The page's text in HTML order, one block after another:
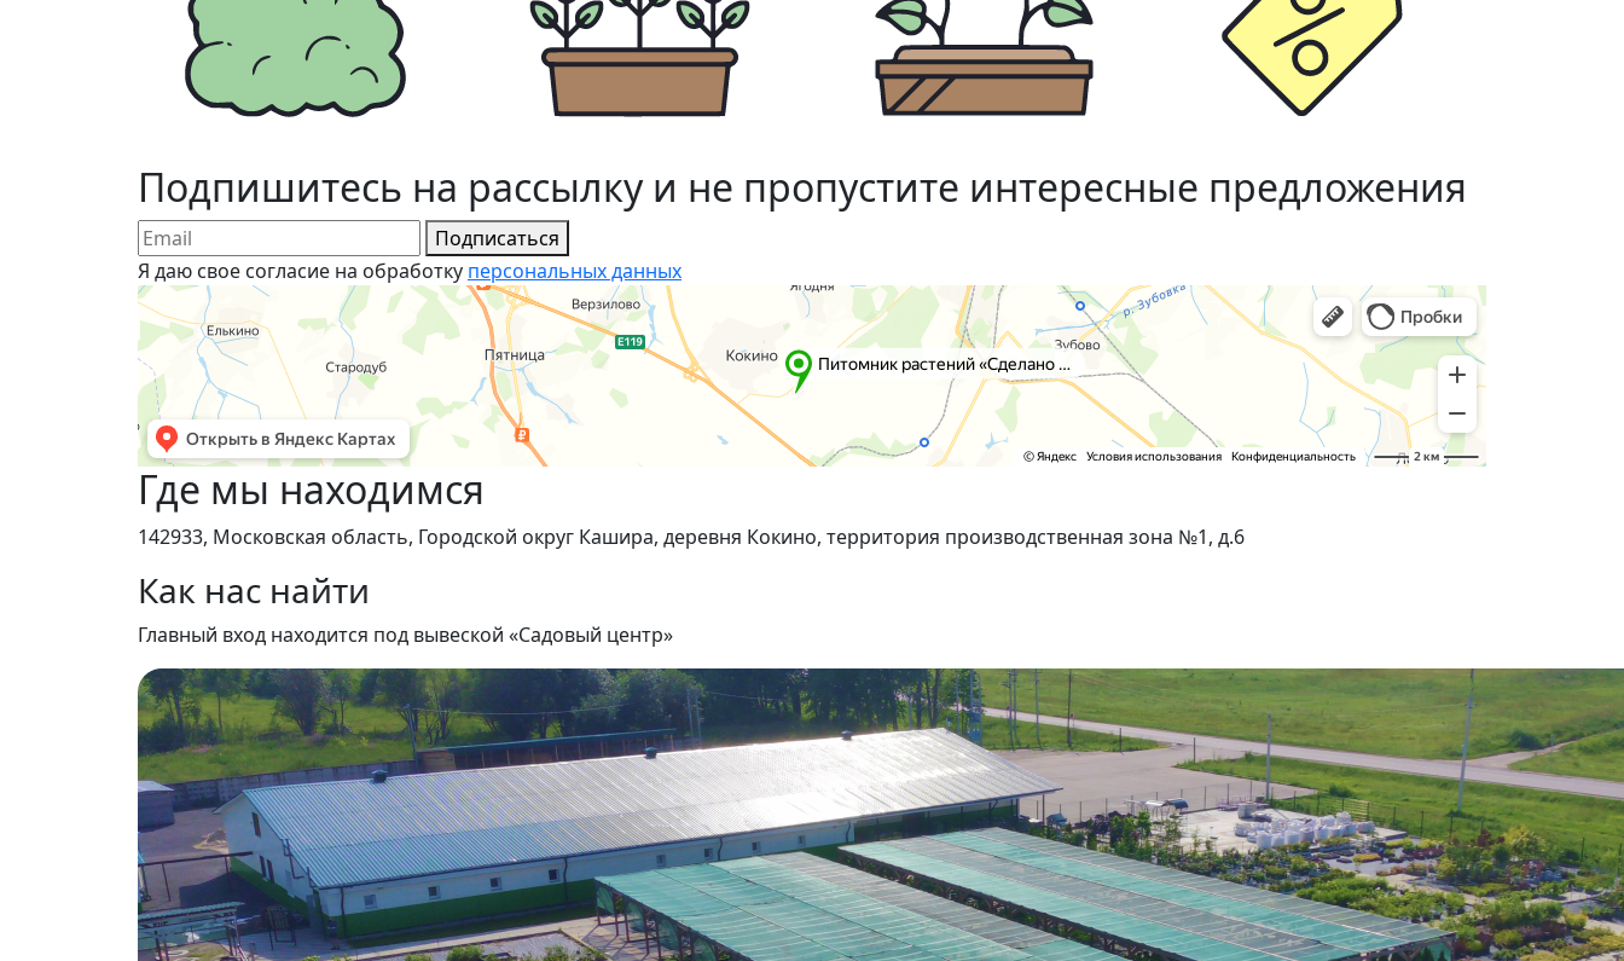
Подпишитесь на рассылку и не пропустите интересные предложения
Подписаться
Я даю свое согласие на обработку персональных данных
Где мы находимся
142933, Московская область, Городской округ Кашира, деревня Кокино, территория производственная зона №1, д.6
Как нас найти
Главный вход находится под вывеской «Садовый центр»